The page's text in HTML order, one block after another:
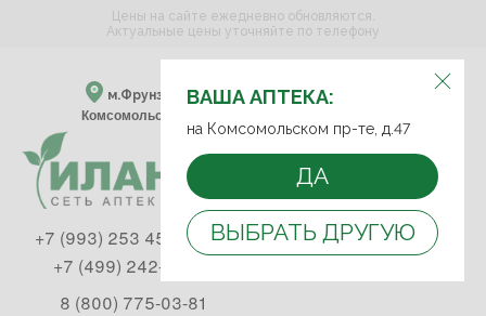
ВЫБЕРИТЕ АПТЕКУ:
м.Фрунзенская м.Спортивная
Комсомольский пр-т, д. 47
ВАША АПТЕКА:
на Комсомольском пр-те, д.47
ДА
ВЫБРАТЬ ДРУГУЮ
Цены на сайте ежедневно обновляются.
Актуальные цены уточняйте по телефону
+7 (993) 253 45 93
+7 (499) 242-90-85
8 (800) 775-03-81